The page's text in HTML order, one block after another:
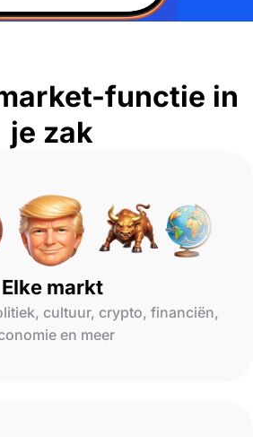
functie in
je zak
Elke markt
cultuur, crypto, financiën,
en meer